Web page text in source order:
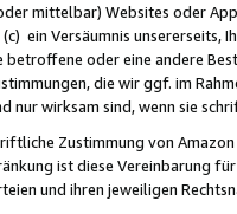
mittelbar) Websites oder
ein Versäumnis unsererseits,
oder eine andere
die wir ggf. im
nur wirksam sind, wenn sie
Zustimmung von
ist diese Vereinbarung
und ihren jeweiligen